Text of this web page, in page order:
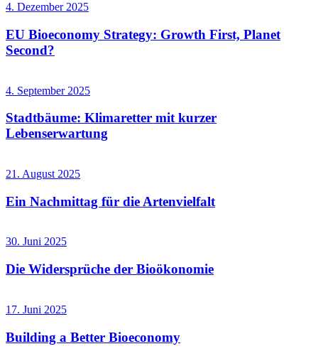
4. Dezember 2025
EU Bioeconomy Strategy: Growth First, Planet
Second?
4. September 2025
Stadtbäume: Klimaretter mit kurzer
Lebenserwartung
21. August 2025
Ein Nachmittag für die Artenvielfalt
30. Juni 2025
Die Widersprüche der Bioökonomie
17. Juni 2025
Building a Better Bioeconomy